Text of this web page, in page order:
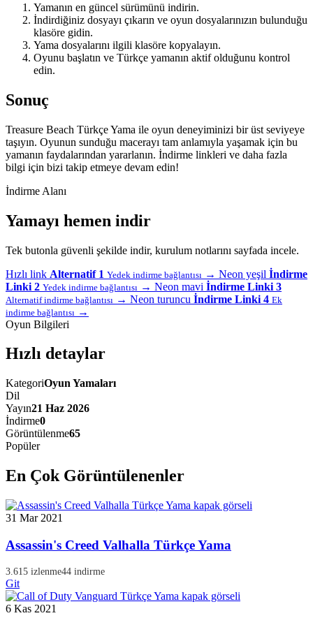
Yamanın en güncel sürümünü indirin.
İndirdiğiniz dosyayı çıkarın ve oyun dosyalarınızın bulunduğu
klasöre gidin.
Yama dosyalarını ilgili klasöre kopyalayın.
Oyunu başlatın ve Türkçe yamanın aktif olduğunu kontrol
edin.
Sonuç
Treasure Beach Türkçe Yama ile oyun deneyiminizi bir üst seviyeye
taşıyın. Oyunun sunduğu macerayı tam anlamıyla yaşamak için bu
yamanın faydalarından yararlanın. İndirme linkleri ve daha fazla
bilgi için bizi takip etmeye devam edin!
İndirme Alanı
Yamayı hemen indir
Tek butonla güvenli şekilde indir, kurulum notlarını sayfada incele.
Hızlı link Alternatif 1 Yedek indirme bağlantısı → Neon yeşil İndirme
Linki 2 Yedek indirme bağlantısı → Neon mavi İndirme Linki 3
Alternatif indirme bağlantısı → Neon turuncu İndirme Linki 4 Ek
indirme bağlantısı →
Oyun Bilgileri
Hızlı detaylar
KategoriOyun Yamaları
Dil
Yayın21 Haz 2026
İndirme0
Görüntülenme65
Popüler
En Çok Görüntülenenler
31 Mar 2021
Assassin's Creed Valhalla Türkçe Yama
3.615 izlenme44 indirme
Git
6 Kas 2021